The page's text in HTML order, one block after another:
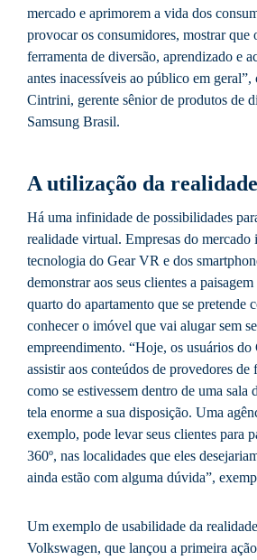
mercado e aprimorem a vida dos
provocar os consumidores, mostrar que
ferramenta de diversão, aprendizado e
antes inacessíveis ao público em
Cintrini, gerente sênior de produtos de
Samsung Brasil.
A utilização da
Há uma infinidade de possibilidades
realidade virtual. Empresas do
tecnologia do Gear VR e dos
demonstrar aos seus clientes a
quarto do apartamento que se pretende
conhecer o imóvel que vai alugar sem
empreendimento. “Hoje, os usuários
assistir aos conteúdos de provedores
como se estivessem dentro de uma sala
tela enorme a sua disposição. Uma
exemplo, pode levar seus clientes para
360º, nas localidades que eles
ainda estão com alguma dúvida”,
Um exemplo de usabilidade da
Volkswagen, que lançou a primeira